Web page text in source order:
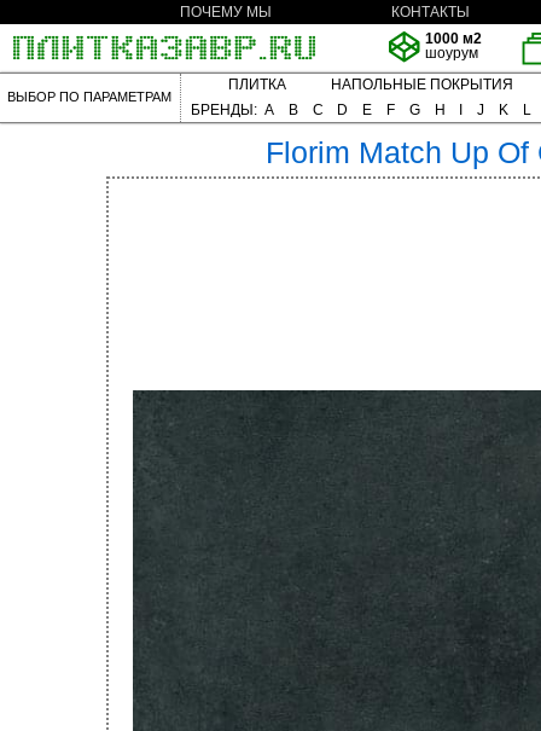
ПОЧЕМУ МЫ
КОНТАКТЫ
1000 м2
шоурум
ВЫБОР ПО ПАРАМЕТРАМ
ПЛИТКА
НАПОЛЬНЫЕ ПОКРЫТИЯ
БРЕНДЫ: A B C D E F G H J K L
Florim Match Up Of